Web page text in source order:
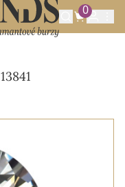
0
0.27CT E/VVS2 S IGI
13841